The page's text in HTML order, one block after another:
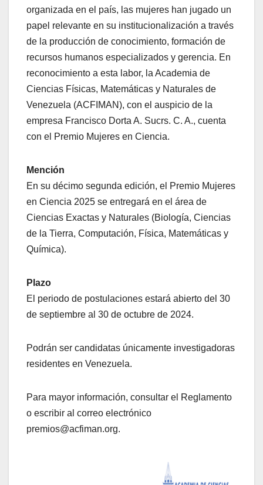
organizada en el país, las mujeres han jugado un
papel relevante en su institucionalización a través
de la producción de conocimiento, formación de
recursos humanos especializados y gerencia. En
reconocimiento a esta labor, la Academia de
Ciencias Físicas, Matemáticas y Naturales de
Venezuela (ACFIMAN), con el auspicio de la
empresa Francisco Dorta A. Sucrs. C. A., cuenta
con el Premio Mujeres en Ciencia.
Mención
En su décimo segunda edición, el Premio Mujeres
en Ciencia 2025 se entregará en el área de
Ciencias Exactas y Naturales (Biología, Ciencias
de la Tierra, Computación, Física, Matemáticas y
Química).
Plazo
El periodo de postulaciones estará abierto del 30
de septiembre al 30 de octubre de 2024.
Podrán ser candidatas únicamente investigadoras
residentes en Venezuela.
Para mayor información, consultar el Reglamento
o escribir al correo electrónico
premios@acfiman.org.